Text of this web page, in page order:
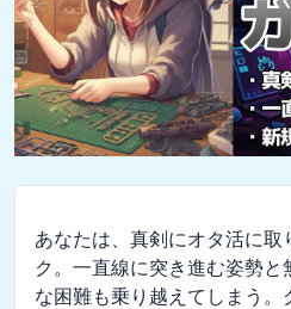
あなたは、真剣にオタ活に取
ク。一直線に突き進む姿勢
な困難も乗り越えてしまう。